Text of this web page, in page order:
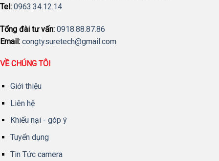
Tel: 0963.34.12.14
Tổng đài tư vấn: 0918.88.87.86
Email: congtysuretech@gmail.com
VỀ CHÚNG TÔI
Giới thiệu
Liên hệ
Khiếu nại - góp ý
Tuyển dụng
Tin Tức camera